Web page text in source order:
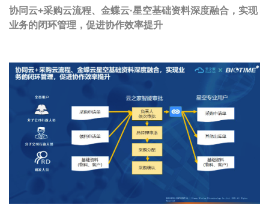
协同云+采购云流程、 金蝶云·星空基础资料深度融合，实现
业务的闭环管理，促进协作效率提升